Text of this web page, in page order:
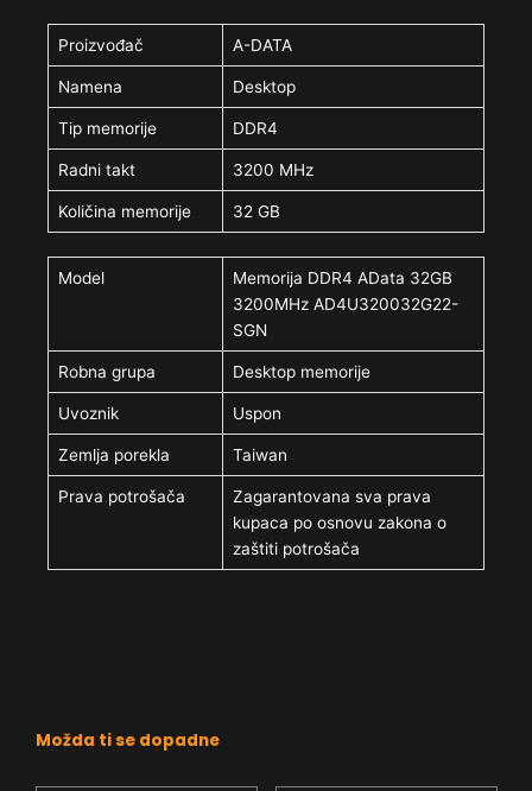
Proizvođač A-DATA
Namena Desktop
Tip memorije DDR4
Radni takt 3200 MHz
Količina memorije 32 GB
Model
Memorija DDR4 AData 32GB
3200MHz AD4U320032G22-
SGN
Robna grupa Desktop memorije
Uvoznik Uspon
Zemlja porekla Taiwan
Prava potrošača
Zagarantovana sva prava
kupaca po osnovu zakona o
zaštiti potrošača
Možda ti se dopadne